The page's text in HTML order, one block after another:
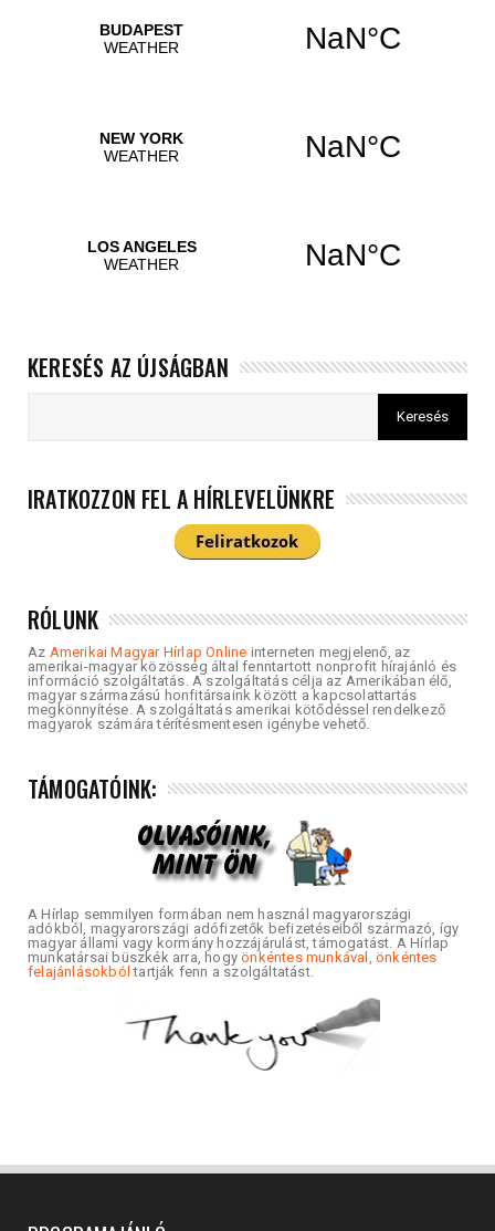
KERESÉS AZ ÚJSÁGBAN
IRATKOZZON FEL A HÍRLEVELÜNKRE
RÓLUNK
Az Amerikai Magyar Hírlap Online interneten megjelenő, az
amerikai-magyar közösség által fenntartott nonprofit hírajánló és
információ szolgáltatás. A szolgáltatás célja az Amerikában élő,
magyar származású honfitársaink között a kapcsolattartás
megkönnyítése. A szolgáltatás amerikai kötődéssel rendelkező
magyarok számára térítésmentesen igénybe vehető.
TÁMOGATÓINK:
A Hírlap semmilyen formában nem használ magyarországi
adókból, magyarországi adófizetők befizetéseiből származó, így
magyar állami vagy kormány hozzájárulást, támogatást. A Hírlap
munkatársai büszkék arra, hogyönkéntes munkával, önkéntes
felajánlásokból tartják fenn a szolgáltatást.